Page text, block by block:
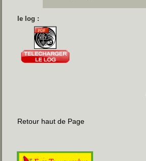
le log :
Retour haut de Page